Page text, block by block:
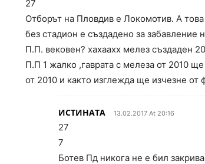
27
Отборът на Пловдив е Локомотив. А
без стадион е създадено за забавление
П.П. вековен? хахаахх мелез създаден
П.П 1 жалко ,гаврата с мелеза от 2010
от 2010 и както изглежда ще изчезне от
ИСТИНАТА 13.02.2017 At 20:16
27
7
Ботев Пд никога не е бил